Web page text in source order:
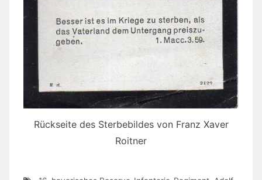
Rückseite des Sterbebildes von Franz Xaver
Roitner